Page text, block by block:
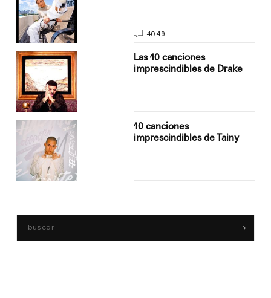
4049
Las 10 canciones
imprescindibles de Drake
10 canciones
imprescindibles de Tainy